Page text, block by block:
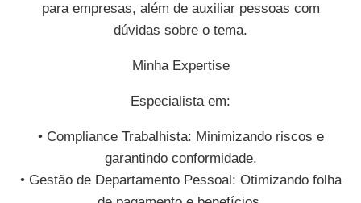
para empresas, além de auxiliar pessoas com
dúvidas sobre o tema.
Minha Expertise
Especialista em:
• Compliance Trabalhista: Minimizando riscos e
garantindo conformidade.
• Gestão de Departamento Pessoal: Otimizando folha